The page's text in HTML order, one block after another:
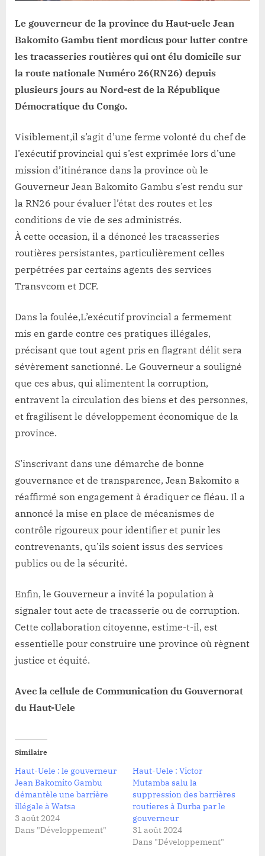
Jean
Bakomito
Gambu
mordicus
!
Le gouverneur de la province du Haut-uele Jean
Bakomito Gambu tient mordicus pour lutter contre
les tracasseries routières qui ont élu domicile sur
la route nationale Numéro 26(RN26) depuis
plusieurs jours au Nord-est de la République
Démocratique du Congo.
Visiblement,il s’agit d’une ferme volonté du chef de
l’exécutif provincial qui s’est exprimée lors d’une
mission d’itinérance dans la province où le
Gouverneur Jean Bakomito Gambu s’est rendu sur
la RN26 pour évaluer l’état des routes et les
conditions de vie de ses administrés.
À cette occasion, il a dénoncé les tracasseries
routières persistantes, particulièrement celles
perpétrées par certains agents des services
Transvcom et DCF.
Dans la foulée,L’exécutif provincial a fermement
mis en garde contre ces pratiques illégales,
précisant que tout agent pris en flagrant délit sera
sévèrement sanctionné. Le Gouverneur a souligné
que ces abus, qui alimentent la corruption,
entravent la circulation des biens et des personnes,
et fragilisent le développement économique de la
province.
S’inscrivant dans une démarche de bonne
gouvernance et de transparence, Jean Bakomito a
réaffirmé son engagement à éradiquer ce fléau. Il a
annoncé la mise en place de mécanismes de
contrôle rigoureux pour identifier et punir les
contrevenants, qu’ils soient issus des services
publics ou de la sécurité.
Enfin, le Gouverneur a invité la population à
signaler tout acte de tracasserie ou de corruption.
Cette collaboration citoyenne, estime-t-il, est
essentielle pour construire une province où règnent
justice et équité.
Avec la cellule de Communication du Gouvernorat
du Haut-Uele
Similaire
Haut-Uele : le gouverneur
Jean Bakomito Gambu
démantèle une barrière
illégale à Watsa
3 août 2024
Dans "Développement"
Haut-Uele : Victor
Mutamba salu la
suppression des barrières
routieres à Durba par le
gouverneur
31 août 2024
Dans "Développement"